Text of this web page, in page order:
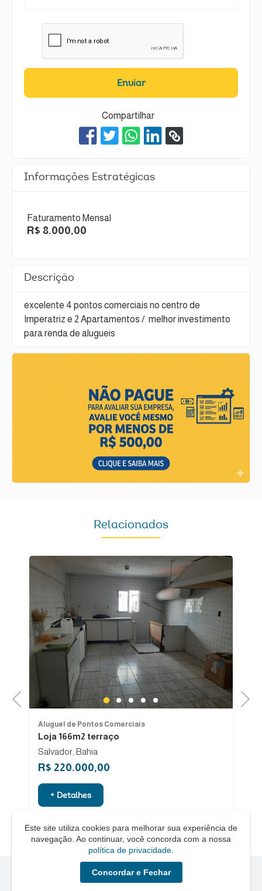
Enviar
Compartilhar
Informações Estratégicas
Faturamento Mensal
R$ 8.000,00
Descrição
excelente 4 pontos comerciais no centro de
Imperatriz e 2 Apartamentos / melhor investimento
para renda de alugueis
Relacionados
Previous 1 2 3 4 5
Aluguel de Pontos Comerciais
Loja 166m2 terraço
Salvador, Bahia
R$ 220.000,00
+ Detalhes
Next
Quero um Negócio © - 2026 - Todos os direitos reservados
Este site utiliza cookies para melhorar sua experiência de
navegação. Ao continuar, você concorda com a nossa
política de privacidade
Concordar e Fechar